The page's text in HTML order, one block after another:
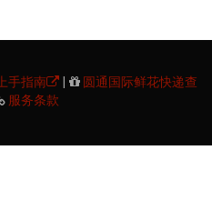
上手指南 |
圆通国际鲜花快递查
服务条款